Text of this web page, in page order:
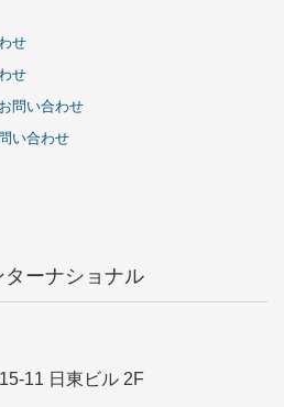
せ
せ
問い合わせ
い合わせ
ーナショナル
11 日東ビル 2F